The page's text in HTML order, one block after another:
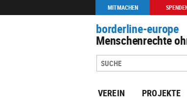
MITMACHEN
borderline-europe
Menschenrechte
VEREIN PROJEKTE